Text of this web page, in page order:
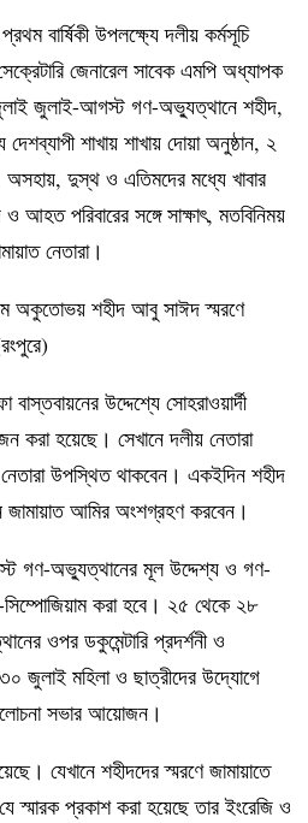
বার্ষিকী উপলক্ষ্যে দলীয় কর্মসূচি
জেনারেল সাবেক এমপি অধ্যাপক
জুলাই-আগস্ট গণ-অভ্যুত্থানে শহীদ,
শাখায় শাখায় দোয়া অনুষ্ঠান, ২
অসহায়, দুস্থ ও এতিমদের মধ্যে খাবার
পরিবারের সঙ্গে সাক্ষাৎ, মতবিনিময়
নেতারা।
অকুতোভয় শহীদ আবু সাঈদ স্মরণে
উদ্দেশ্যে সোহরাওয়ার্দী
করা হয়েছে। সেখানে দলীয় নেতারা
উপস্থিত থাকবেন। একইদিন শহীদ
জামায়াত আমির অংশগ্রহণ করবেন।
গণ-অভ্যুত্থানের মূল উদ্দেশ্য ও গণ-
সিম্পোজিয়াম করা হবে। ২৫ থেকে ২৮
ওপর ডকুমেন্টারি প্রদর্শনী ও
জুলাই মহিলা ও ছাত্রীদের উদ্যোগে
সভার আয়োজন।
যেখানে শহীদদের স্মরণে জামায়াতে
স্মারক প্রকাশ করা হয়েছে তার ইংরেজি ও